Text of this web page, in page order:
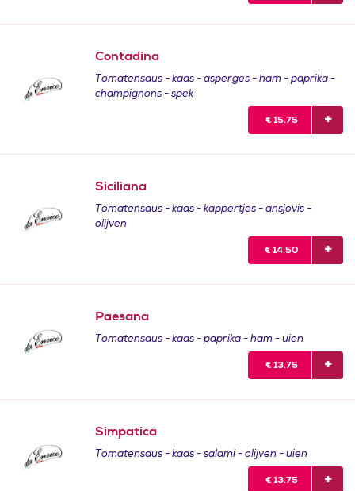
Contadina
Tomatensaus - kaas - asperges - ham - paprika -
champignons - spek
€ 15.75
Siciliana
Tomatensaus - kaas - kappertjes - ansjovis -
olijven
€ 14.50
Paesana
Tomatensaus - kaas - paprika - ham - uien
€ 13.75
Simpatica
Tomatensaus - kaas - salami - olijven - uien
€ 13.75